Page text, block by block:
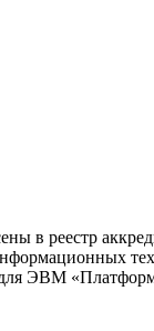
в реестр
ЭВМ